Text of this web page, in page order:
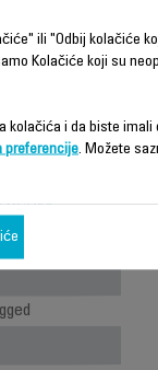
ili "Odbij kolačiće
Kolačiće koji su
kolačića i da biste imali
preferencije. Možete